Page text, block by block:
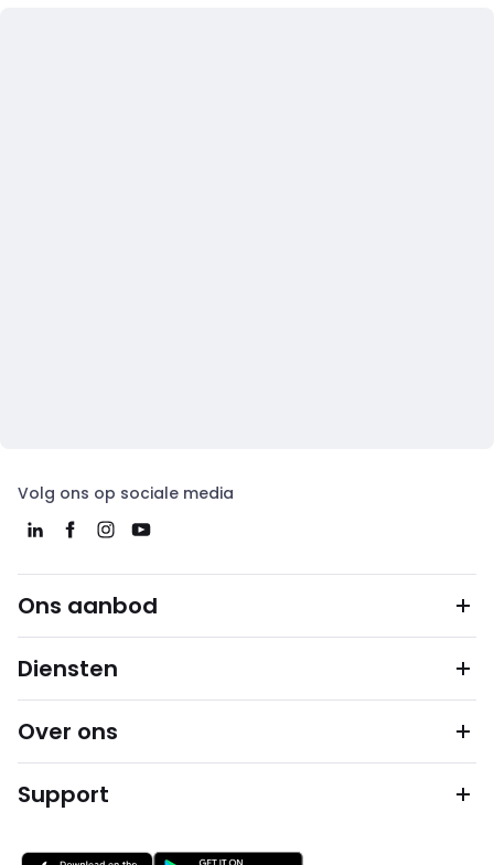
Volg ons op sociale media
Ons aanbod
Diensten
Over ons
Support